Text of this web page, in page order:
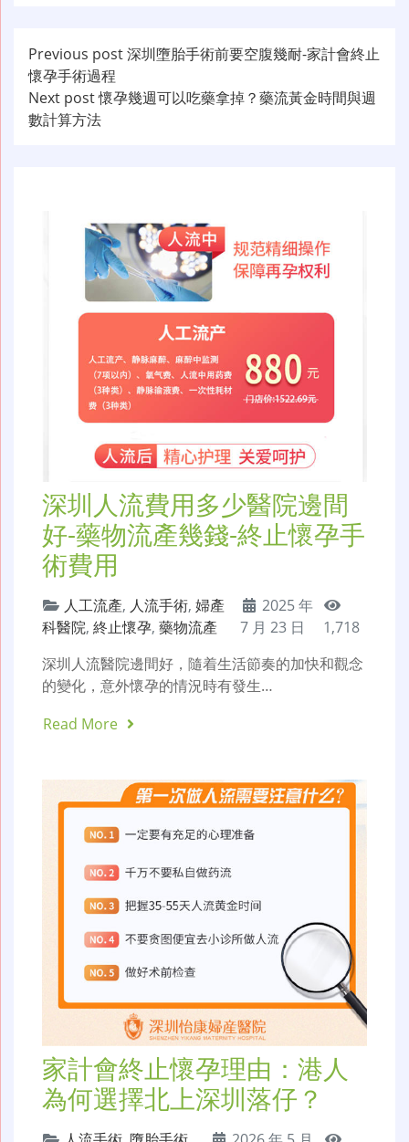
文
章
导
Previous post深圳墮胎手術前要空腹幾耐-家計會終止
懷孕手術過程
Next post懷孕幾週可以吃藥拿掉？藥流黃金時間與週
數計算方法
深圳人流費用多少醫院邊間
好-藥物流產幾錢-終止懷孕手
術費用
人工流產, 人流手術, 婦產
科醫院, 終止懷孕, 藥物流產
2025 年
7 月 23 日
1,718
深圳人流醫院邊間好，隨着生活節奏的加快和觀念
的變化，意外懷孕的情況時有發生…
Read More
家計會終止懷孕理由：港人
為何選擇北上深圳落仔？